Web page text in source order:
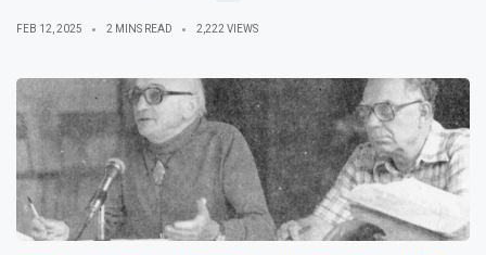
FEB 12, 2025 2 MINS READ 2,222 VIEWS